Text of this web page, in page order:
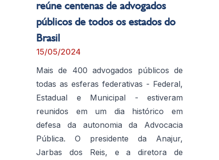
reúne centenas de advogados
públicos de todos os estados do
Brasil
15/05/2024
Mais de 400 advogados públicos de
todas as esferas federativas - Federal,
Estadual e Municipal - estiveram
reunidos em um dia histórico em
defesa da autonomia da Advocacia
Pública. O presidente da Anajur,
Jarbas dos Reis, e a diretora de